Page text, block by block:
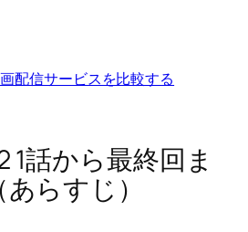
配信サービスを比較する
1話から最終回ま
らすじ）